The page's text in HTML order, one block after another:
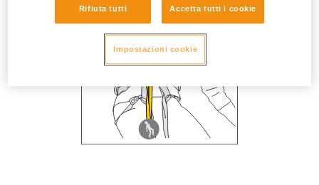
Rifiuta tutti Accetta tutti i cookie
Impostazioni cookie